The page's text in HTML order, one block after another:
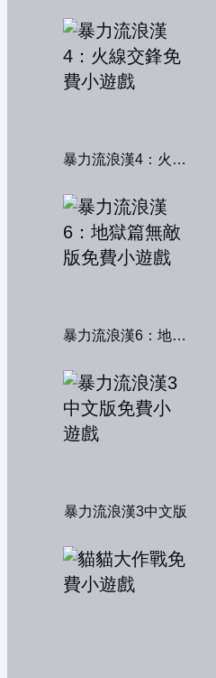
暴力流浪漢4：火線交鋒
暴力流浪漢6：地獄篇無敵版
暴力流浪漢3中文版